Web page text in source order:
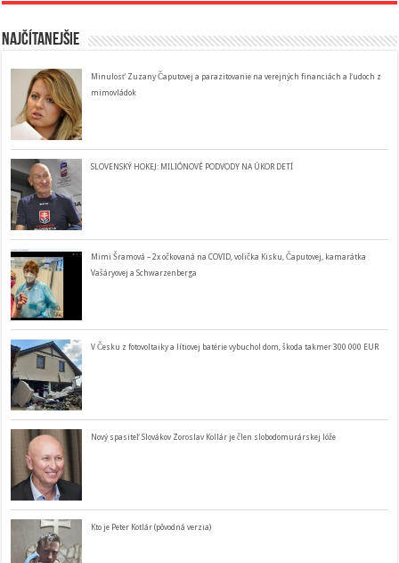
Najčítanejšie
Minulosť Zuzany Čaputovej a parazitovanie na verejných financiách a ľudoch z
mimovládok
SLOVENSKÝ HOKEJ: MILIÓNOVÉ PODVODY NA ÚKOR DETÍ
Mimi Šramová – 2x očkovaná na COVID, volička Kisku, Čaputovej, kamarátka
Vašáryovej a Schwarzenberga
V Česku z fotovoltaiky a lítiovej batérie vybuchol dom, škoda takmer 300 000 EUR
Nový spasiteľ Slovákov Zoroslav Kollár je člen slobodomurárskej lóže
Kto je Peter Kotlár (pôvodná verzia)